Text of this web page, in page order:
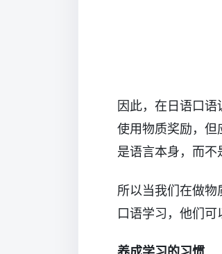
因此，在日语口
使用物质奖励，但
是语言本身，而不
所以当我们在做
口语学习，他们可